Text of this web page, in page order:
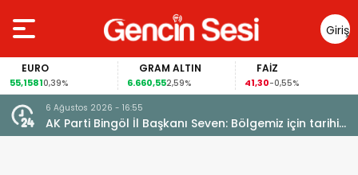
Giriş
Yap
EURO
55,15810,39%
GRAM ALTIN
6.660,552,59%
FAİZ
41,30-0,55%
6 Ağustos 2026 - 16:55
AK Parti Bingöl İl Başkanı Seven: Bölgemiz için tarihi
fırsat pencereleri açılıyor